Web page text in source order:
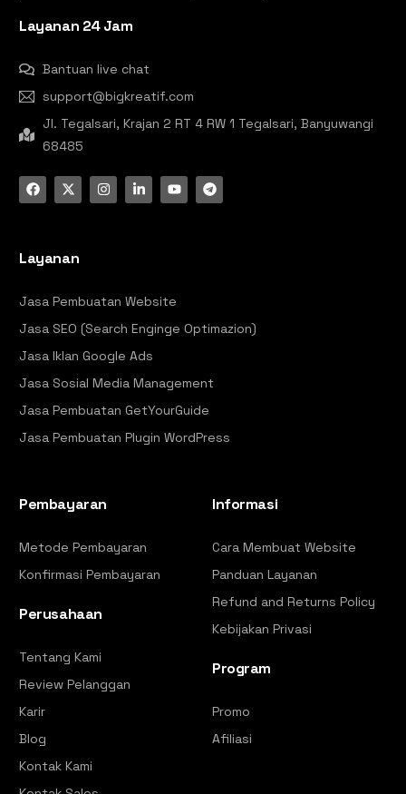
Layanan 24 Jam
Bantuan live chat
support@bigkreatif.com
Jl. Tegalsari, Krajan 2 RT 4 RW 1 Tegalsari, Banyuwangi
68485
Layanan
Jasa Pembuatan Website
Jasa SEO (Search Enginge Optimazion)
Jasa Iklan Google Ads
Jasa Sosial Media Management
Jasa Pembuatan GetYourGuide
Jasa Pembuatan Plugin WordPress
Pembayaran
Metode Pembayaran
Konfirmasi Pembayaran
Perusahaan
Tentang Kami
Review Pelanggan
Karir
Blog
Kontak Kami
Informasi
Cara Membuat Website
Panduan Layanan
Refund and Returns Policy
Kebijakan Privasi
Program
Promo
Afiliasi